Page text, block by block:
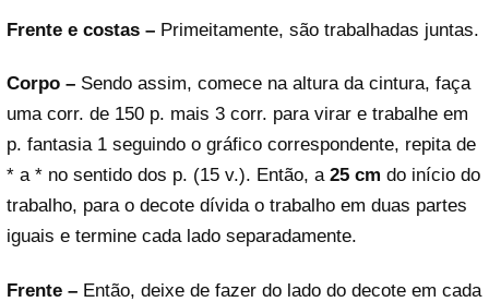
Frente e costas – Primeitamente, são trabalhadas juntas.
Corpo – Sendo assim, comece na altura da cintura, faça
uma corr. de 150 p. mais 3 corr. para virar e trabalhe em
p. fantasia 1 seguindo o gráfico correspondente, repita de
* a * no sentido dos p. (15 v.). Então, a25 cm do início do
trabalho, para o decote dívida o trabalho em duas partes
iguais e termine cada lado separadamente.
Frente – Então, deixe de fazer do lado do decote em cada